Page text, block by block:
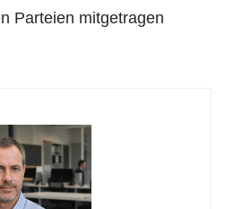
Parteien mitgetragen